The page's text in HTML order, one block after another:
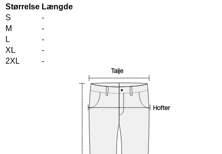
Størrelse Længde
S
-
M
-
L
-
XL
-
2XL
-
Talje
Hofter